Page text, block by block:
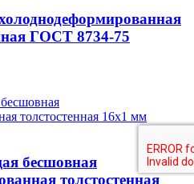
ГОСТ 8734-75
бесшовная
толстостенная